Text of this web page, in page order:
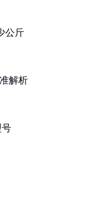
公斤
解析
号